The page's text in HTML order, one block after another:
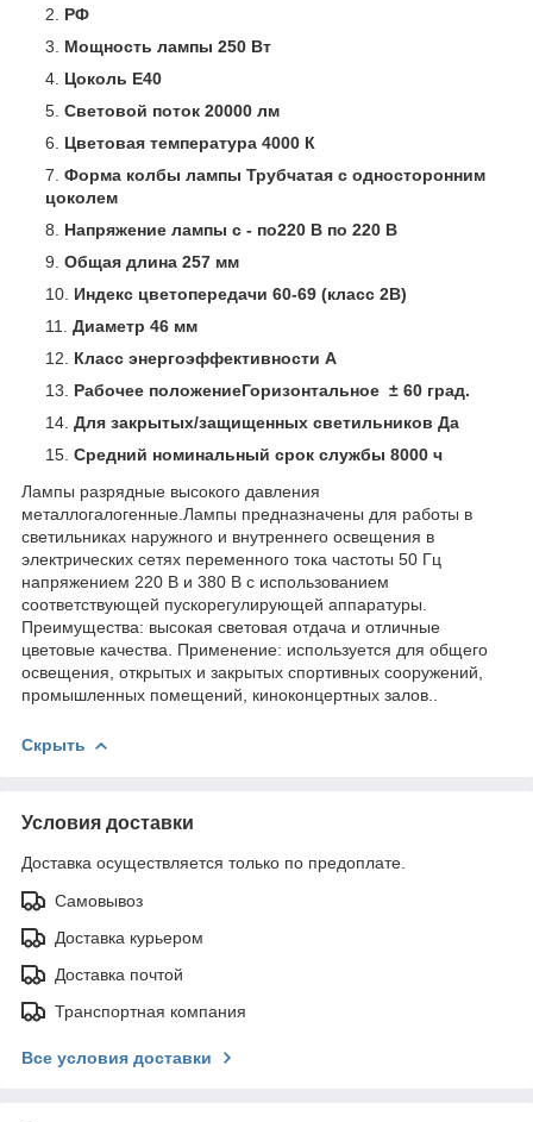
РФ
Мощность лампы 250 Вт
Цоколь E40
Световой поток 20000 лм
Цветовая температура 4000 К
Форма колбы лампы Трубчатая с односторонним
цоколем
Напряжение лампы с - по220 В по 220 В
Общая длина 257 мм
Индекс цветопередачи 60-69 (класс 2В)
Диаметр 46 мм
Класс энергоэффективности A
Рабочее положениеГоризонтальное ± 60 град.
Для закрытых/защищенных светильников Да
Средний номинальный срок службы 8000 ч
Лампы разрядные высокого давления
металлогалогенные.Лампы предназначены для работы в
светильниках наружного и внутреннего освещения в
электрических сетях переменного тока частоты 50 Гц
напряжением 220 В и 380 В с использованием
соответствующей пускорегулирующей аппаратуры.
Преимущества: высокая световая отдача и отличные
цветовые качества. Применение: используется для общего
освещения, открытых и закрытых спортивных сооружений,
промышленных помещений, киноконцертных залов..
Скрыть
Условия доставки
Доставка осуществляется только по предоплате.
Самовывоз
Доставка курьером
Доставка почтой
Транспортная компания
Все условия доставки